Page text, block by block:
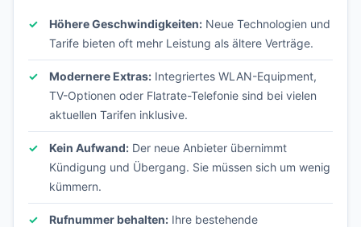
Höhere Geschwindigkeiten: Neue Technologien und
Tarife bieten oft mehr Leistung als ältere Verträge.
Modernere Extras: Integriertes WLAN-Equipment,
TV-Optionen oder Flatrate-Telefonie sind bei vielen
aktuellen Tarifen inklusive.
Kein Aufwand: Der neue Anbieter übernimmt
Kündigung und Übergang. Sie müssen sich um wenig
kümmern.
Rufnummer behalten: Ihre bestehende